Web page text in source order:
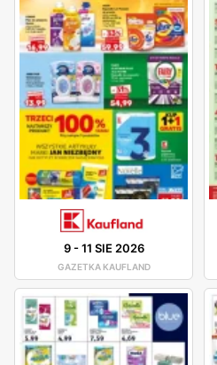
9-11 SIE 2026
GAZETKA KAUFLAND